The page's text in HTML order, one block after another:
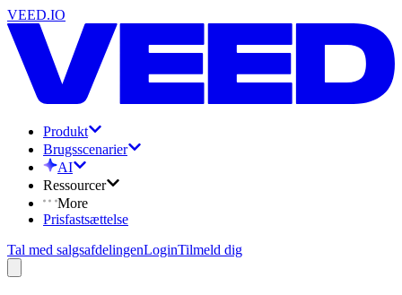
VEED.IO
Produkt
Brugsscenarier
AI
Ressourcer
More
Prisfastsættelse
Tal med salgsafdelingenLoginTilmeld dig